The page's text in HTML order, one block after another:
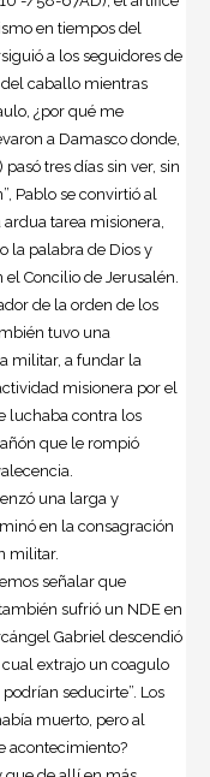
en tiempos del
a los seguidores de
caballo mientras
¿por qué me
a Damasco donde,
tres días sin ver, sin
Pablo se convirtió al
tarea misionera,
la palabra de Dios y
el Concilio de Jerusalén.
de la orden de los
tuvo una
militar, a fundar la
misionera por el
luchaba contra los
que le rompió
una larga y
en la consagración
militar.
señalar que
sufrió un NDE en
Gabriel descendió
extrajo un coagulo
seducirte”. Los
muerto, pero al
acontecimiento?